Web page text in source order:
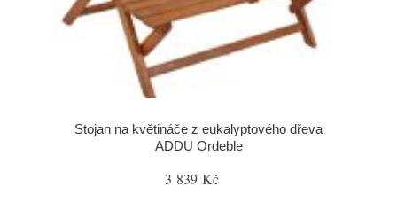
Stojan na květináče z eukalyptového dřeva
ADDU Ordeble
3 839 Kč